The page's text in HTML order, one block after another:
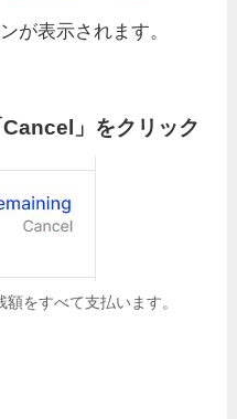
が表示されます。
」をクリック
をすべて支払います。